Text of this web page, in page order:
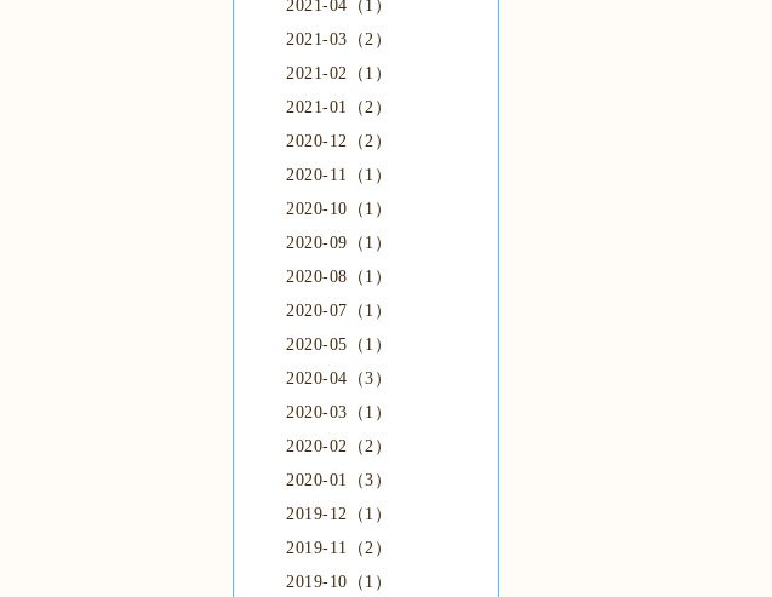
2021-04（1）
2021-03（2）
2021-02（1）
2021-01（2）
2020-12（2）
2020-11（1）
2020-10（1）
2020-09（1）
2020-08（1）
2020-07（1）
2020-05（1）
2020-04（3）
2020-03（1）
2020-02（2）
2020-01（3）
2019-12（1）
2019-11（2）
2019-10（1）